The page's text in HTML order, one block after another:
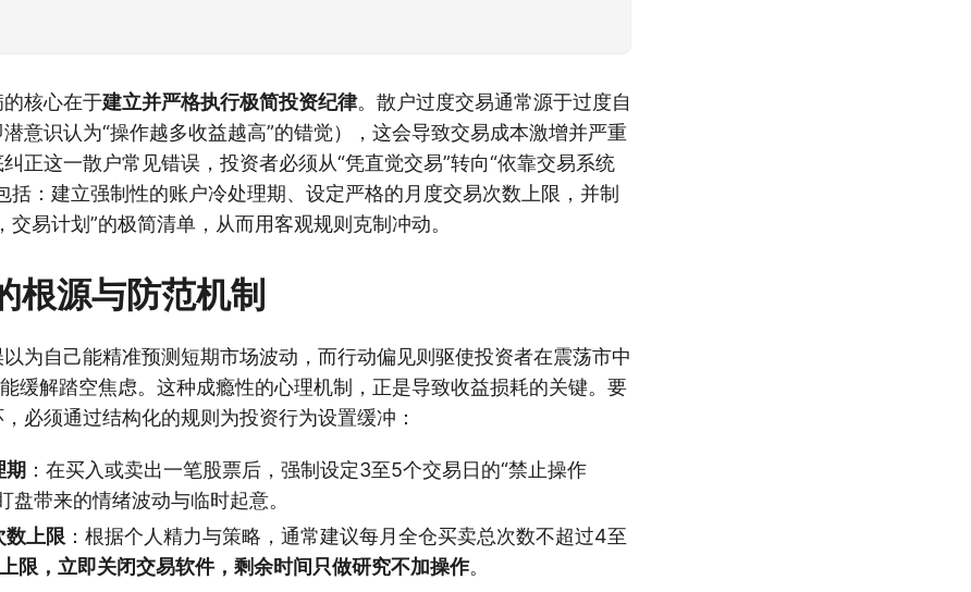
核心在于建立并严格执行极简投资纪律。散户过度交易通常源于过度自
意识认为“操作越多收益越高”的错觉），这会导致交易成本激增并严重
正这一散户常见错误，投资者必须从“凭直觉交易”转向“依靠交易系统
括：建立强制性的账户冷处理期、设定严格的月度交易次数上限，并制
交易计划”的极简清单，从而用客观规则克制冲动。
根源与防范机制
为自己能精准预测短期市场波动，而行动偏见则驱使投资者在震荡市中
缓解踏空焦虑。这种成瘾性的心理机制，正是导致收益损耗的关键。要
必须通过结构化的规则为投资行为设置缓冲：
期 ：在买入或卖出一笔股票后，强制设定3至5个交易日的“禁止操作
盘带来的情绪波动与临时起意。
数上限 ：根据个人精力与策略，通常建议每月全仓买卖总次数不超过4至
限，立即关闭交易软件，剩余时间只做研究不加操作。